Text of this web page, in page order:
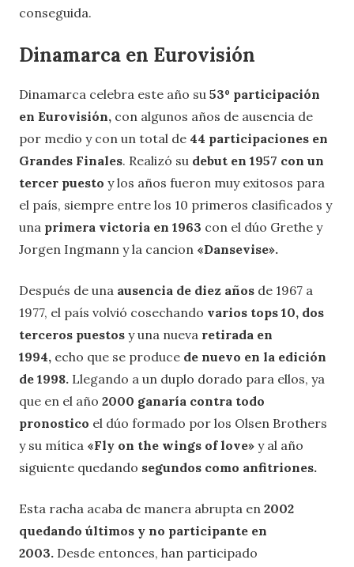
conseguida.
Dinamarca en Eurovisión
Dinamarca celebra este año su 53º participación
en Eurovisión, con algunos años de ausencia de
por medio y con un total de 44 participaciones en
Grandes Finales. Realizó su debut en 1957 con un
tercer puesto y los años fueron muy exitosos para
el país, siempre entre los 10 primeros clasificados y
una primera victoria en 1963 con el dúo Grethe y
Jorgen Ingmann y la cancion «Dansevise».
Después de una ausencia de diez años de 1967 a
1977, el país volvió cosechando varios tops 10, dos
terceros puestos y una nueva retirada en
1994, echo que se produce de nuevo en la edición
de 1998. Llegando a un duplo dorado para ellos, ya
que en el año 2000 ganaría contra todo
pronostico el dúo formado por los Olsen Brothers
y su mítica «Fly on the wings of love» y al año
siguiente quedando segundos como anfitriones.
Esta racha acaba de manera abrupta en 2002
quedando últimos y no participante en
2003. Desde entonces, han participado